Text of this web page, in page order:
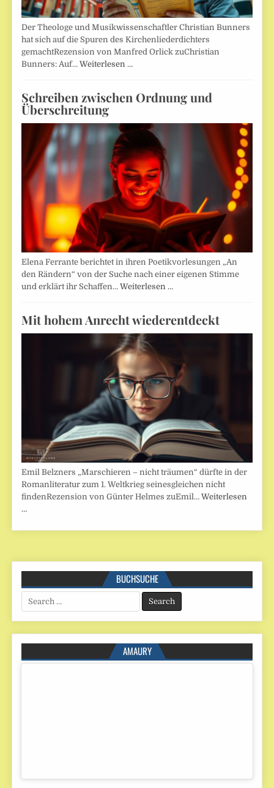
Der Theologe und Musikwissenschaftler Christian Bunners
hat sich auf die Spuren des Kirchenliederdichters
gemachtRezension von Manfred Orlick zuChristian
Bunners: Auf…Weiterlesen …
Schreiben zwischen Ordnung und
Überschreitung
Elena Ferrante berichtet in ihren Poetikvorlesungen „An
den Rändern“ von der Suche nach einer eigenen Stimme
und erklärt ihr Schaffen…Weiterlesen …
Mit hohem Anrecht wiederentdeckt
Emil Belzners „Marschieren – nicht träumen“ dürfte in der
Romanliteratur zum 1. Weltkrieg seinesgleichen nicht
findenRezension von Günter Helmes zuEmil…Weiterlesen
…
BUCHSUCHE
Search
for:
AMAURY